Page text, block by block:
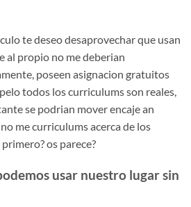
te deseo desaprovechar que usan
al propio no me deberian
poseen asignacion gratuitos
todos los curriculums son reales,
se podri­an mover encaje an
me curriculums acerca de los
primero?os parece?
usar nuestro lugar sin